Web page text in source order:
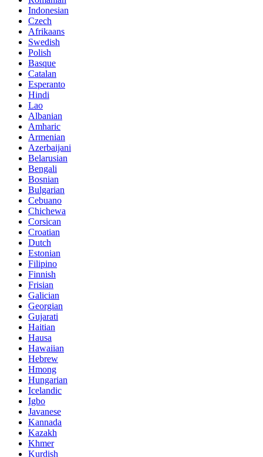
Indonesian
Czech
Afrikaans
Swedish
Polish
Basque
Catalan
Esperanto
Hindi
Lao
Albanian
Amharic
Armenian
Azerbaijani
Belarusian
Bengali
Bosnian
Bulgarian
Cebuano
Chichewa
Corsican
Croatian
Dutch
Estonian
Filipino
Finnish
Frisian
Galician
Georgian
Gujarati
Haitian
Hausa
Hawaiian
Hebrew
Hmong
Hungarian
Icelandic
Igbo
Javanese
Kannada
Kazakh
Khmer
Kurdish